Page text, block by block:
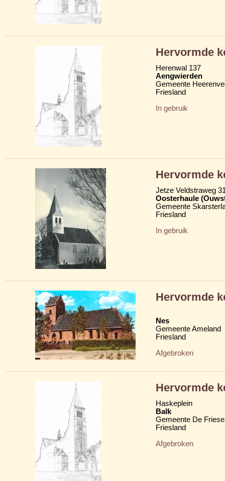
Hervormde
Herenwal 137
Aengwierden
Gemeente
Friesland
In gebruik
Hervormde
Jetze Veldstraweg
Oosterhaule
Gemeente
Friesland
In gebruik
Hervormde
Nes
Gemeente Ameland
Friesland
Afgebroken
Hervormde
Haskeplein
Balk
Gemeente De
Friesland
Afgebroken